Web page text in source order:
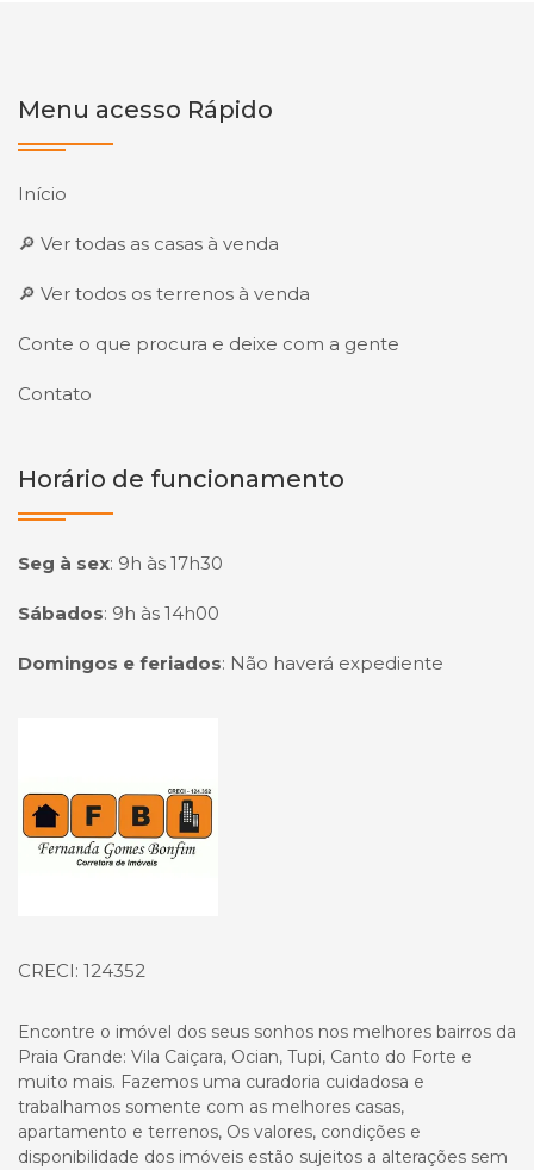
Menu acesso Rápido
Início
🔎 Ver todas as casas à venda
🔎 Ver todos os terrenos à venda
Conte o que procura e deixe com a gente
Contato
Horário de funcionamento
Seg à sex: 9h às 17h30
Sábados: 9h às 14h00
Domingos e feriados: Não haverá expediente
CRECI: 124352
Encontre o imóvel dos seus sonhos nos melhores bairros da
Praia Grande: Vila Caiçara, Ocian, Tupi, Canto do Forte e
muito mais. Fazemos uma curadoria cuidadosa e
trabalhamos somente com as melhores casas,
apartamento e terrenos, Os valores, condições e
disponibilidade dos imóveis estão sujeitos a alterações sem